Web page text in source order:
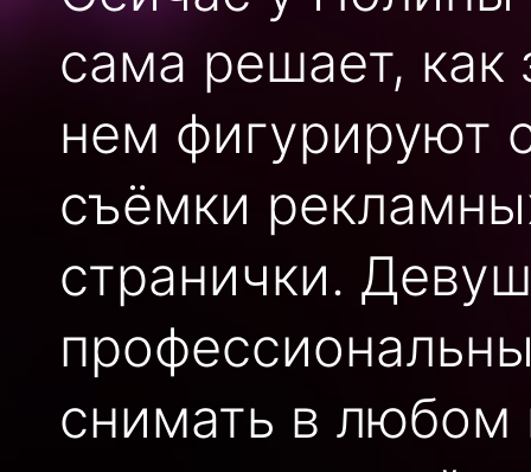
сама решает, как
нем фигурируют
съёмки
странички.
снимать в любом